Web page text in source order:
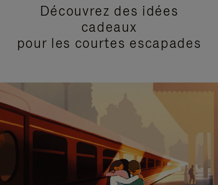
Découvrez des idées
cadeaux
pour les courtes escapades